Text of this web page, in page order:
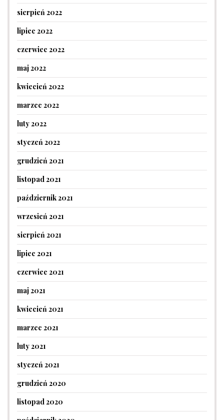
sierpień 2022
lipiec 2022
czerwiec 2022
maj 2022
kwiecień 2022
marzec 2022
luty 2022
styczeń 2022
grudzień 2021
listopad 2021
październik 2021
wrzesień 2021
sierpień 2021
lipiec 2021
czerwiec 2021
maj 2021
kwiecień 2021
marzec 2021
luty 2021
styczeń 2021
grudzień 2020
listopad 2020